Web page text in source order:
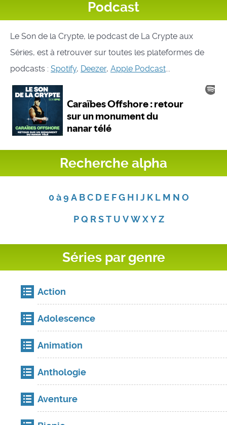
Podcast
Le Son de la Crypte, le podcast de La Crypte aux
Séries, est à retrouver sur toutes les plateformes de
podcasts : Spotify, Deezer, Apple Podcast...
Recherche alpha
0 à 9 A B C D E F G H I J K L M N O
P Q R S T U V W X Y Z
Séries par genre
Action
Adolescence
Animation
Anthologie
Aventure